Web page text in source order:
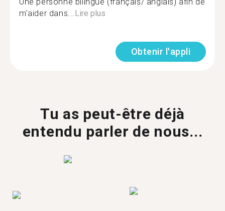
m'aider dans...Lire plus
Obtenir l'appli
Tu as peut-être déjà
entendu parler de nous...